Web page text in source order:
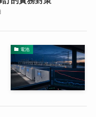
電池